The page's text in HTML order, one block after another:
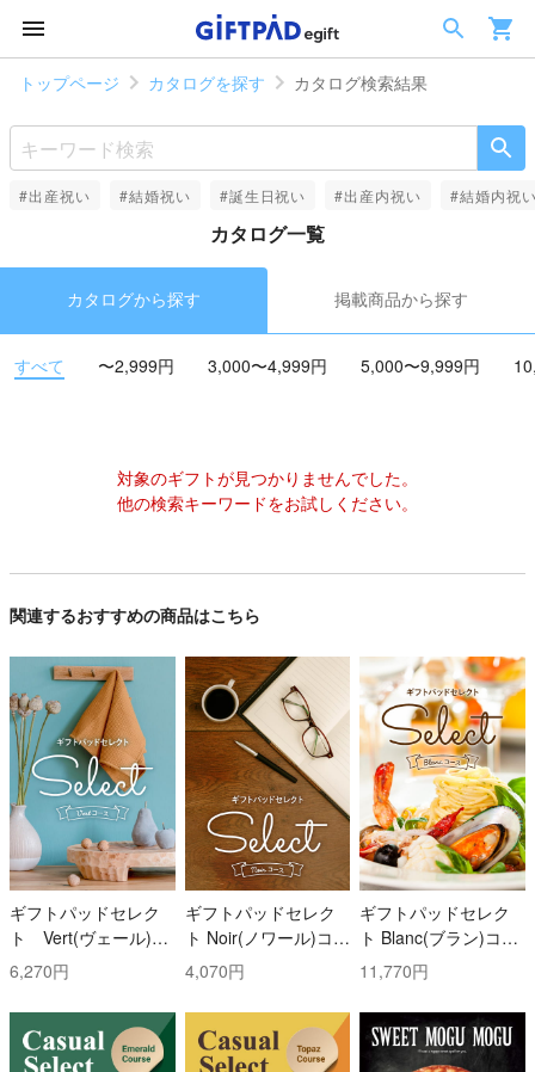
トップページ カタログを探す カタログ検索結果
#出産祝い #結婚祝い #誕生日祝い #出産内祝い #結婚内祝
カタログ一覧
カタログから探す 掲載商品から探す
すべて 〜2,999円 3,000〜4,999円 5,000〜9,999円
対象のギフトが見つかりませんでした。
他の検索キーワードをお試しください。
関連するおすすめの商品はこちら
ギフトパッドセレク
ト Vert(ヴェール)コ
ース
6,270円
ギフトパッドセレク
ト Noir(ノワール)コー
ス
4,070円
ギフトパッドセレク
ト Blanc(ブラン)コー
ス
11,770円